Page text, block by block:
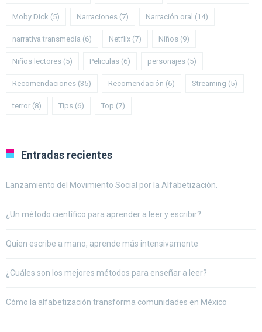
Moby Dick (5) Narraciones (7) Narración oral (14)
narrativa transmedia (6) Netflix (7) Niños (9)
Niños lectores (5) Peliculas (6) personajes (5)
Recomendaciones (35) Recomendación (6) Streaming (5)
terror (8) Tips (6) Top (7)
Entradas recientes
Lanzamiento del Movimiento Social por la Alfabetización.
¿Un método científico para aprender a leer y escribir?
Quien escribe a mano, aprende más intensivamente
¿Cuáles son los mejores métodos para enseñar a leer?
Cómo la alfabetización transforma comunidades en México